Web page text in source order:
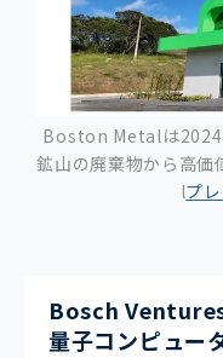
Boston Metalは2024
鉱山の廃棄物から高
lプ
Bosch
量子コンピュー